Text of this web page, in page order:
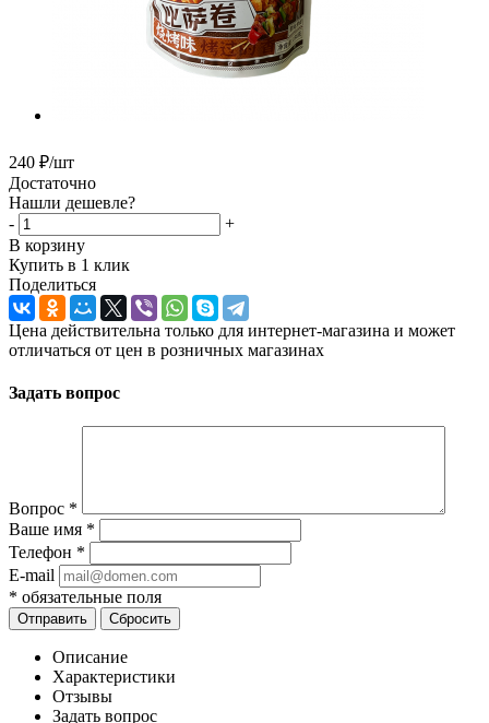
240 ₽/шт
Достаточно
Нашли дешевле?
-
+
В корзину
Купить в 1 клик
Поделиться
Цена действительна только для интернет-магазина и может
отличаться от цен в розничных магазинах
Задать вопрос
Вопрос *
Ваше имя *
Телефон *
E-mail
* обязательные поля
Отправить Сбросить
Описание
Характеристики
Отзывы
Задать вопрос